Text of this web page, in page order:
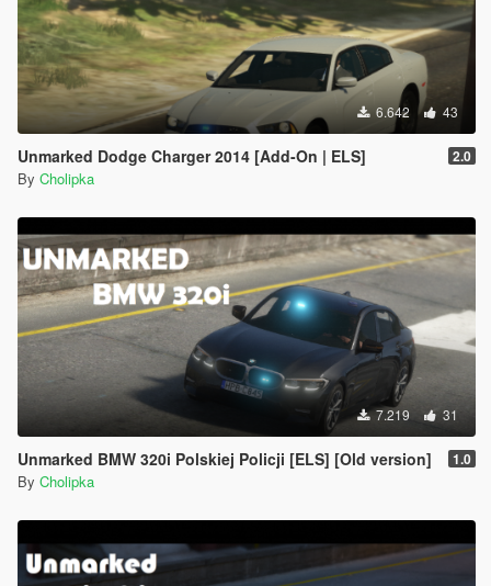
6.642 43
Unmarked Dodge Charger 2014 [Add-On | ELS] 2.0
By Cholipka
7.219 31
Unmarked BMW 320i Polskiej Policji [ELS] [Old version] 1.0
By Cholipka